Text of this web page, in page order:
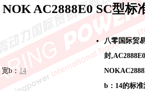
NOK AC2888E0 SC型标
宽b： 14
八零国际贸
封
b：14的标